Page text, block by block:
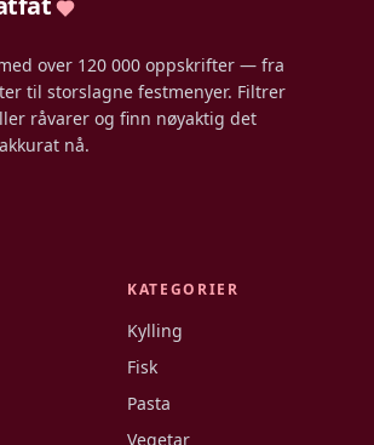
over 120 000 oppskrifter — fra
til storslagne festmenyer. Filtrer
råvarer og finn nøyaktig det
nå.
KATEGORIER
Kylling
Fisk
Pasta
Vegetar